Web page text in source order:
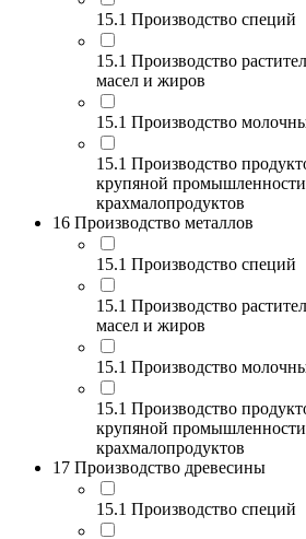
15.1 Производство специй
15.1 Производство
масел и жиров
15.1 Производство
15.1 Производство
крупяной
крахмалопродуктов
16 Производство металлов
15.1 Производство специй
15.1 Производство
масел и жиров
15.1 Производство
15.1 Производство
крупяной
крахмалопродуктов
17 Производство древесины
15.1 Производство специй